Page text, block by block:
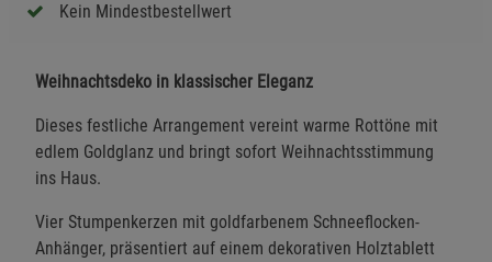
Kein Mindestbestellwert
Weihnachtsdeko in klassischer Eleganz
Dieses festliche Arrangement vereint warme Rottöne mit
edlem Goldglanz und bringt sofort Weihnachtsstimmung
ins Haus.
Vier Stumpenkerzen mit goldfarbenem Schneeflocken-
Anhänger, präsentiert auf einem dekorativen Holztablett